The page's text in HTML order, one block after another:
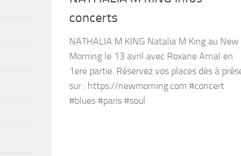
concerts
NATHALIA M KING Natalia M King au New
Morning le 13 avril avec Roxane Arnal en
1ere partie. Réservez vos places dès à
sur : https://newmorning.com #concert
#blues #paris #soul